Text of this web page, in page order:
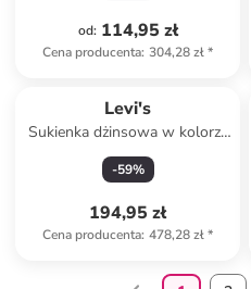
od: 114,95 zł
Cena producenta: 304,28 zł*
Levi's
Sukienka dżinsowa w kolorze
błękitnym
-59%
194,95 zł
Cena producenta: 478,28 zł*